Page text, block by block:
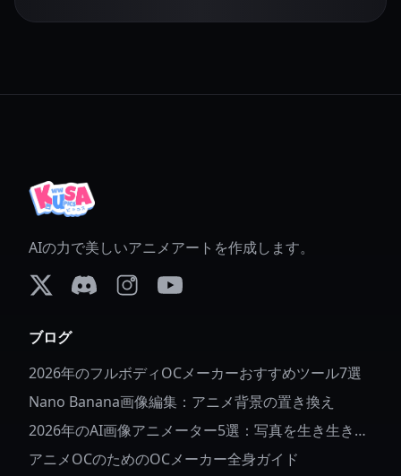
AIの力で美しいアニメアートを作成します。
ブログ
2026年のフルボディOCメーカーおすすめツール7選
Nano Banana画像編集：アニメ背景の置き換え
2026年のAI画像アニメーター5選：写真を生き生きと
させる
アニメOCのためのOCメーカー全身ガイド